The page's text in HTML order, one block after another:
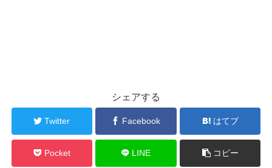
シェアする
Twitter Facebook はてブ
Pocket LINE コピー